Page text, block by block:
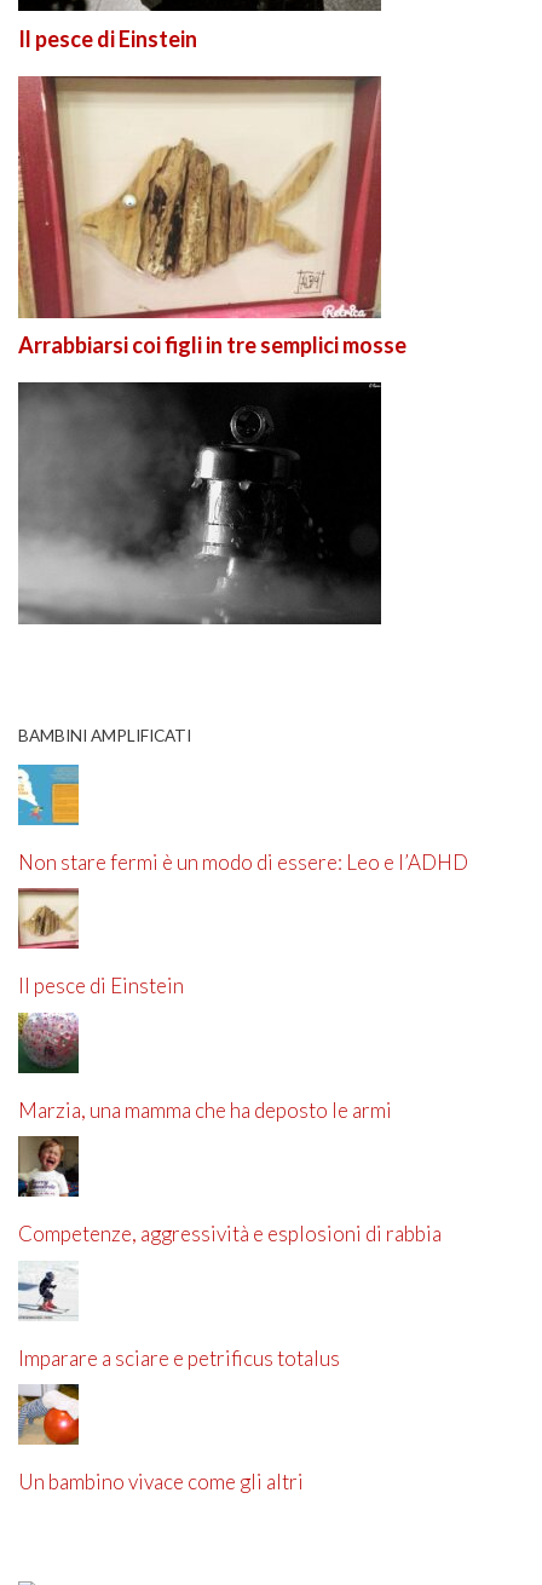
Il pesce di Einstein
Arrabbiarsi coi figli in tre semplici mosse
BAMBINI AMPLIFICATI
Non stare fermi è un modo di essere: Leo e l’ADHD
Il pesce di Einstein
Marzia, una mamma che ha deposto le armi
Competenze, aggressività e esplosioni di rabbia
Imparare a sciare e petrificus totalus
Un bambino vivace come gli altri